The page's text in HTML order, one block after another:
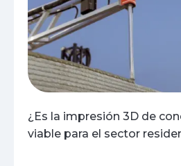
¿Es la impresión 3D de
viable para el sector